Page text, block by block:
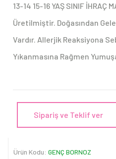
13-14 15-16 YAŞ SINIF İHRAÇ
Üretilmiştir. Doğasından
Vardır. Allerjik Reaksiyona
Yıkanmasına Rağmen
Sipariş ve Teklif ver
Ürün Kodu: GENÇ BORNOZ